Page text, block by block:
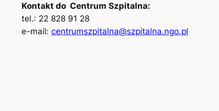
Kontakt do Centrum Szpitalna:
tel.: 22 828 91 28
e-mail: centrumszpitalna@szpitalna.ngo.pl